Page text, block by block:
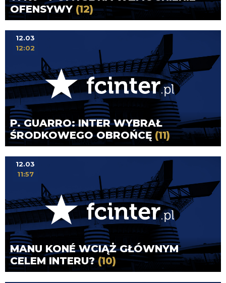
OFENSYWY (12)
P. GUARRO: INTER WYBRAŁ
ŚRODKOWEGO OBROŃCĘ (11)
12.03
12:02
MANU KONÉ WCIĄŻ GŁÓWNYM
CELEM INTERU?(10)
12.03
11:57